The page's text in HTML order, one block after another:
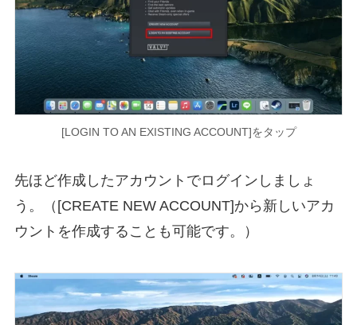
[LOGIN TO AN EXISTING ACCOUNT]をタップ
先ほど作成したアカウントでログインしましょ
う。（[CREATE NEW ACCOUNT]から新しいアカ
ウントを作成することも可能です。）